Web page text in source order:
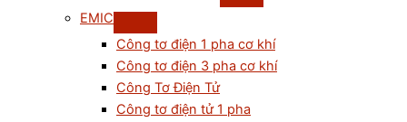
EMIC
Công tơ điện 1 pha cơ khí
Công tơ điện 3 pha cơ khí
Công Tơ Điện Tử
Công tơ điện tử 1 pha